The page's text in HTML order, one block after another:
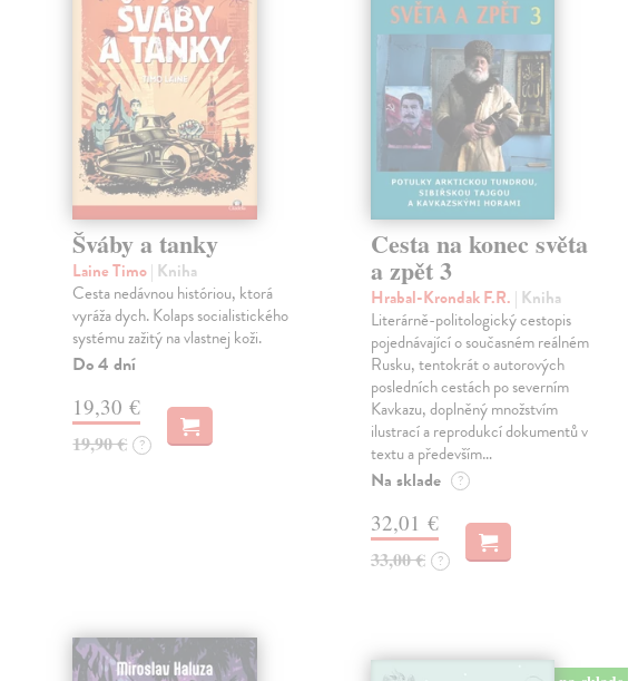
Šváby a tanky
Laine Timo| Kniha
Cesta nedávnou históriou, ktorá
vyráža dych. Kolaps socialistického
systému zažitý na vlastnej koži.
Do 4 dní
19,30 €
19,90 € ?
Cesta na konec světa
a zpět 3
Hrabal-Krondak F.R. | Kniha
Literárně-politologický cestopis
pojednávající o současném reálném
Rusku, tentokrát o autorových
posledních cestách po severním
Kavkazu, doplněný množstvím
ilustrací a reprodukcí dokumentů v
textu a především…
Na sklade ?
32,01 €
33,00 € ?